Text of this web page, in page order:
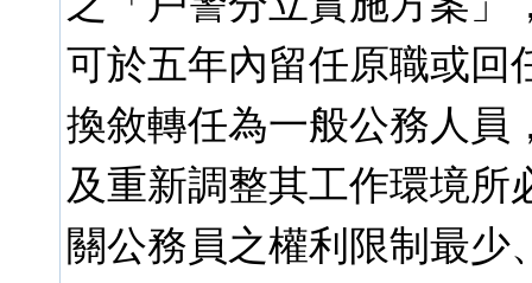
可於五年內留任原職或回
換敘轉任為一般公務人員
及重新調整其工作環境所
關公務員之權利限制最少